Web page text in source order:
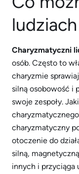
Charyzmatyczni
osób. Często to
charyzmie
silną osobowość i
swoje zespoły.
charyzmatyczny
otoczenie do
silną,
innych i przyciąga